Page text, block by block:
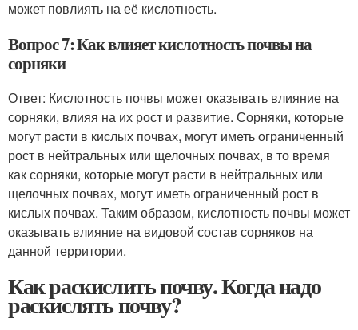
может повлиять на её кислотность.
Вопрос 7: Как влияет кислотность почвы на
сорняки
Ответ: Кислотность почвы может оказывать влияние на
сорняки, влияя на их рост и развитие. Сорняки, которые
могут расти в кислых почвах, могут иметь ограниченный
рост в нейтральных или щелочных почвах, в то время
как сорняки, которые могут расти в нейтральных или
щелочных почвах, могут иметь ограниченный рост в
кислых почвах. Таким образом, кислотность почвы может
оказывать влияние на видовой состав сорняков на
данной территории.
Как раскислить почву. Когда надо
раскислять почву?